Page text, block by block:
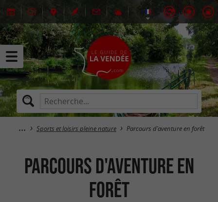
Sports et loisirs pleine nature Parcours d'aventure en forêt
Parcours d'aventure en
forêt